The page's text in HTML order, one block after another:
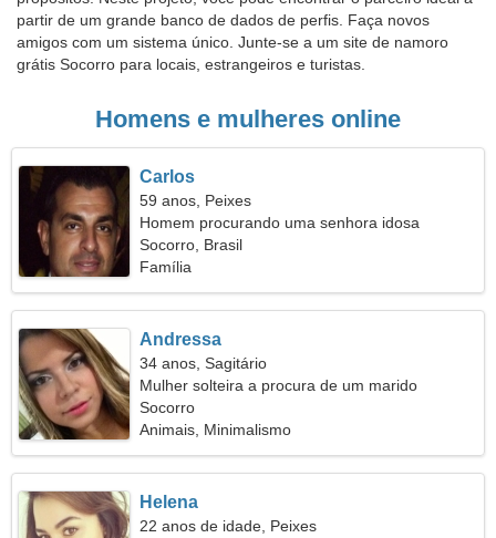
partir de um grande banco de dados de perfis. Faça novos
amigos com um sistema único. Junte-se a um site de namoro
grátis Socorro para locais, estrangeiros e turistas.
Homens e mulheres online
Carlos
59 anos, Peixes
Homem procurando uma senhora idosa
Socorro, Brasil
Família
Andressa
34 anos, Sagitário
Mulher solteira a procura de um marido
Socorro
Animais, Minimalismo
Helena
22 anos de idade, Peixes